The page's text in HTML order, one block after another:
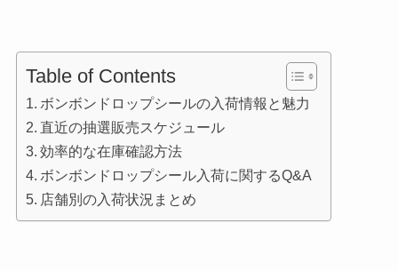
Table of Contents
ボンボンドロップシールの入荷情報と魅力
直近の抽選販売スケジュール
効率的な在庫確認方法
ボンボンドロップシール入荷に関するQ&A
店舗別の入荷状況まとめ